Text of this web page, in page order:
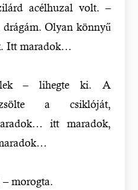
acélhuzal volt. –
drágám. Olyan könnyű
Itt maradok…
– lihegte ki. A
a csiklóját,
itt maradok,
morogta.